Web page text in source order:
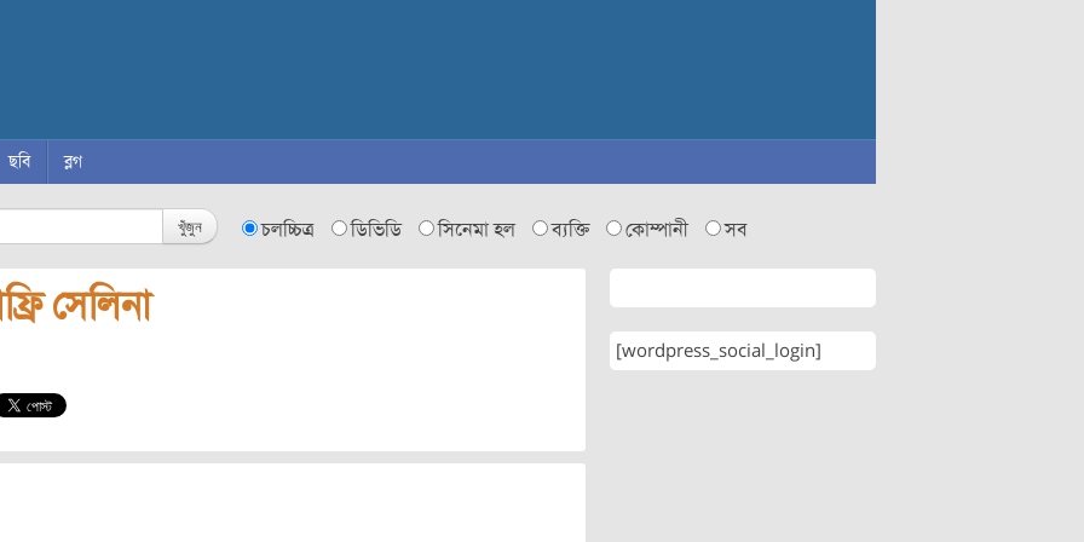
ছবি ব্লগ
খুঁজুন চলচ্চিত্র ডিভিডি সিনেমা হল ব্যক্তি কোম্পানী সব
সেলিনা
[wordpress_social_login]